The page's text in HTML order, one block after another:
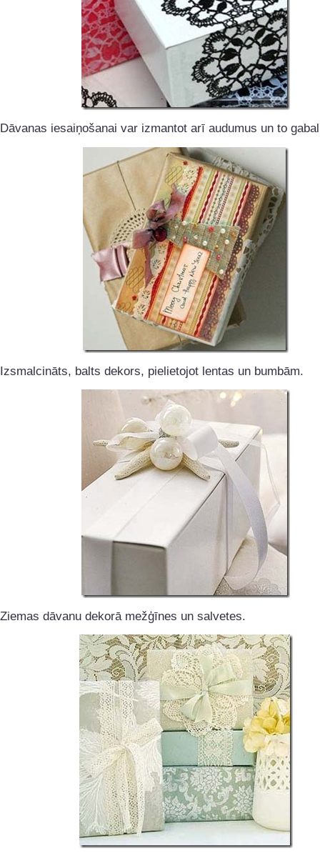
Dāvanas iesaiņošanai var izmantot arī audumus un to
Izsmalcināts, balts dekors, pielietojot lentas un bumbām.
Ziemas dāvanu dekorā mežģīnes un salvetes.